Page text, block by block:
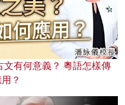
有何意義？ 粵語怎樣傳
？